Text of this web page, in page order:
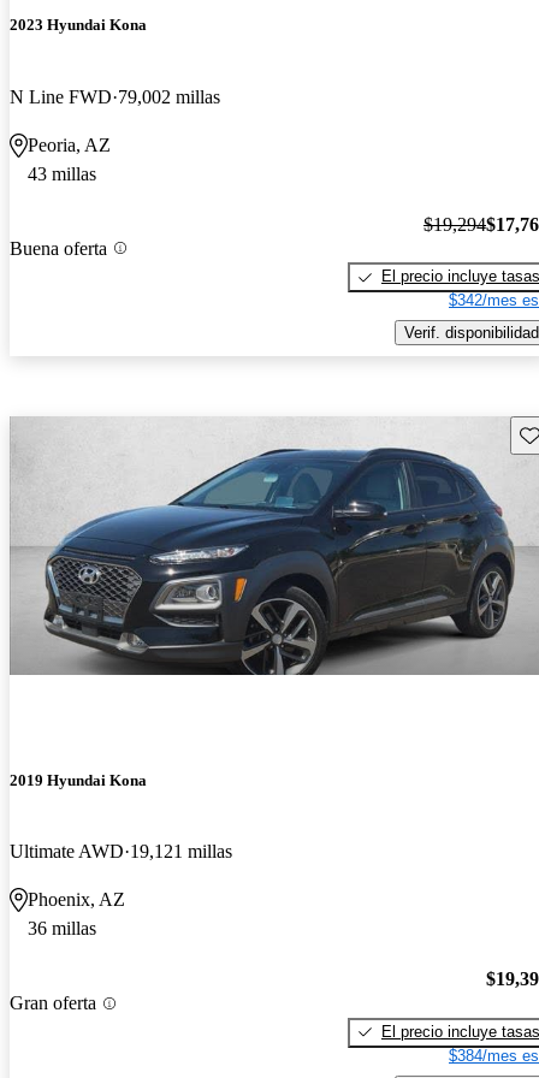
2023 Hyundai Kona
N Line FWD 79,002 millas
Peoria, AZ
43 millas
Buena oferta
$19,294
El precio incluye tasas
$342/mes
Verif. disponibilidad
2019 Hyundai Kona
Ultimate AWD 19,121 millas
Phoenix, AZ
36 millas
Gran oferta
El precio incluye tasas
$384/mes